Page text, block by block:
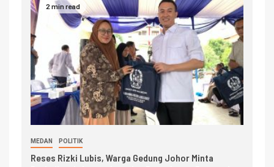
2 min read
MEDAN POLITIK
Reses Rizki Lubis, Warga Gedung Johor Minta